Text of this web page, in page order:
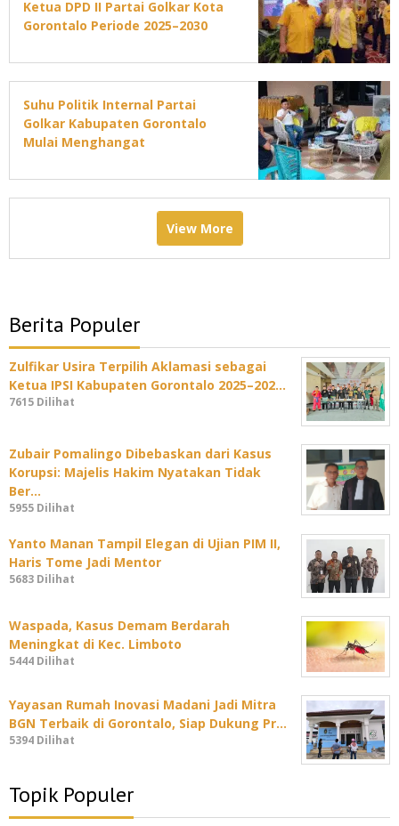
Ketua DPD II Partai Golkar Kota
Gorontalo Periode 2025–2030
Suhu Politik Internal Partai
Golkar Kabupaten Gorontalo
Mulai Menghangat
View More
Berita Populer
Zulfikar Usira Terpilih Aklamasi sebagai
Ketua IPSI Kabupaten Gorontalo 2025–202…
7615 Dilihat
Zubair Pomalingo Dibebaskan dari Kasus
Korupsi: Majelis Hakim Nyatakan Tidak
Ber…
5955 Dilihat
Yanto Manan Tampil Elegan di Ujian PIM II,
Haris Tome Jadi Mentor
5683 Dilihat
Waspada, Kasus Demam Berdarah
Meningkat di Kec. Limboto
5444 Dilihat
Yayasan Rumah Inovasi Madani Jadi Mitra
BGN Terbaik di Gorontalo, Siap Dukung Pr…
5394 Dilihat
Topik Populer